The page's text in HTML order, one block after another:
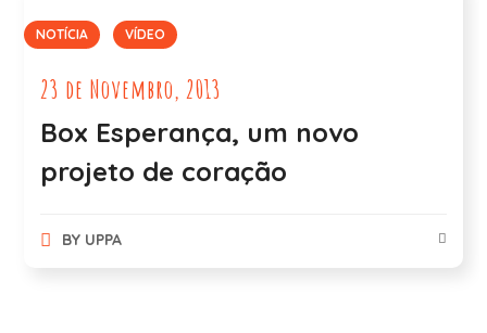
NOTÍCIA VÍDEO
23 de Novembro, 2013
Box Esperança, um novo
projeto de coração
BY UPPA